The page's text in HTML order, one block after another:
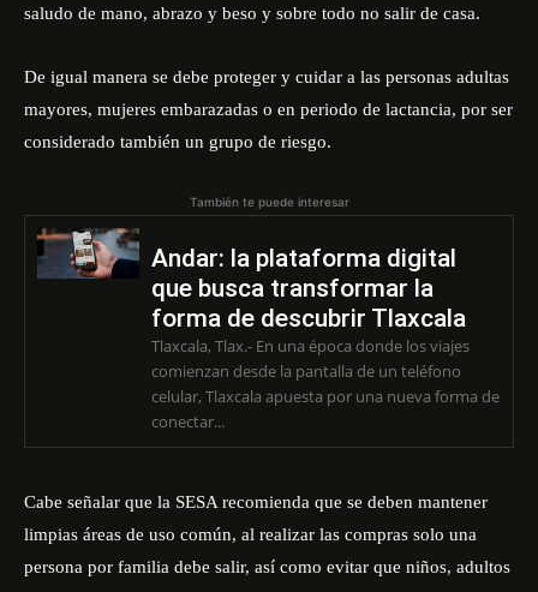
saludo de mano, abrazo y beso y sobre todo no salir de casa.
De igual manera se debe proteger y cuidar a las personas adultas
mayores, mujeres embarazadas o en periodo de lactancia, por ser
considerado también un grupo de riesgo.
También te puede interesar
Andar: la plataforma digital
que busca transformar la
forma de descubrir Tlaxcala
Tlaxcala, Tlax.- En una época donde los viajes
comienzan desde la pantalla de un teléfono
celular, Tlaxcala apuesta por una nueva forma de
conectar...
Cabe señalar que la SESA recomienda que se deben mantener
limpias áreas de uso común, al realizar las compras solo una
persona por familia debe salir, así como evitar que niños, adultos